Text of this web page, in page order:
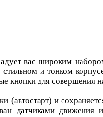
вас широким
и тонком
кнопки для совершения
(автостарт) и
датчиками движения